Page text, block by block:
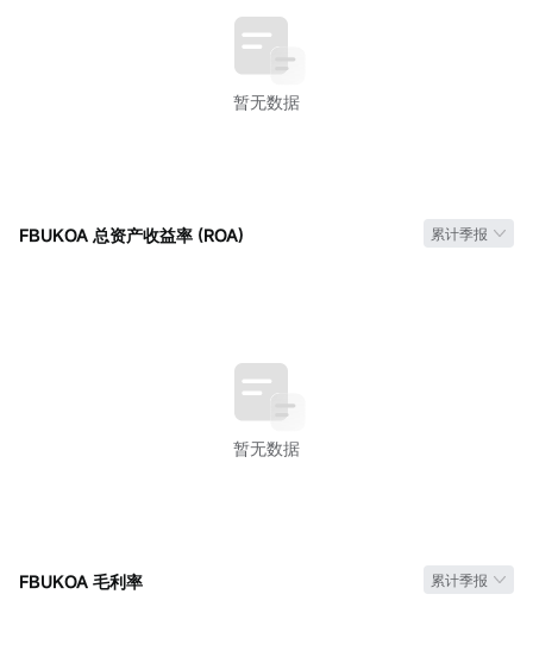
暂无数据
FBUKOA 总资产收益率 (ROA) 累计季报
暂无数据
FBUKOA 毛利率 累计季报